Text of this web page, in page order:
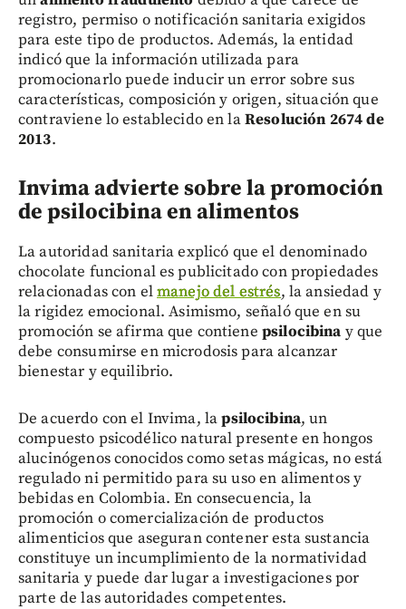
registro, permiso o notificación sanitaria exigidos
para este tipo de productos. Además, la entidad
indicó que la información utilizada para
promocionarlo puede inducir un error sobre sus
características, composición y origen, situación que
contraviene lo establecido en laResolución 2674 de
2013.
Invima advierte sobre la promoción
de psilocibina en alimentos
La autoridad sanitaria explicó que el denominado
chocolate funcional es publicitado con propiedades
relacionadas con elmanejo del estrés, la ansiedad y
la rigidez emocional. Asimismo, señaló que en su
promoción se afirma que contiene psilocibina y que
debe consumirse en microdosis para alcanzar
bienestar y equilibrio.
De acuerdo con el Invima, lapsilocibina, un
compuesto psicodélico natural presente en hongos
alucinógenos conocidos como setas mágicas, no está
regulado ni permitido para su uso en alimentos y
bebidas en Colombia. En consecuencia, la
promoción o comercialización de productos
alimenticios que aseguran contener esta sustancia
constituye un incumplimiento de la normatividad
sanitaria y puede dar lugar a investigaciones por
parte de las autoridades competentes.